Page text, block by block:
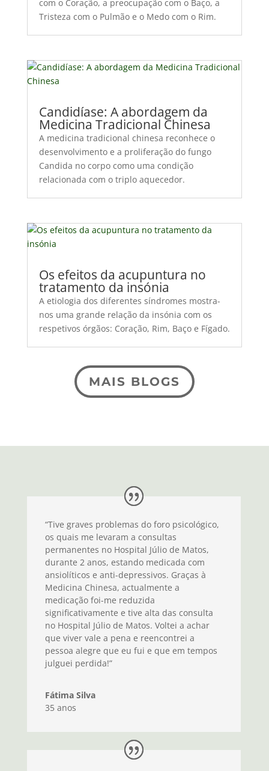
com o Coração, a preocupação com o Baço, a
Tristeza com o Pulmão e o Medo com o Rim.
Candidíase: A abordagem da
Medicina Tradicional Chinesa
A medicina tradicional chinesa reconhece o
desenvolvimento e a proliferação do fungo
Candida no corpo como uma condição
relacionada com o triplo aquecedor.
Os efeitos da acupuntura no
tratamento da insónia
A etiologia dos diferentes síndromes mostra-
nos uma grande relação da insónia com os
respetivos órgãos: Coração, Rim, Baço e Fígado.
MAIS BLOGS
“Tive graves problemas do foro psicológico,
os quais me levaram a consultas
permanentes no Hospital Júlio de Matos,
durante 2 anos, estando medicada com
ansiolíticos e anti-depressivos. Graças à
Medicina Chinesa, actualmente a
medicação foi-me reduzida
significativamente e tive alta das consulta
no Hospital Júlio de Matos. Voltei a achar
que viver vale a pena e reencontrei a
pessoa alegre que eu fui e que em tempos
julguei perdida!”
Fátima Silva
35 anos